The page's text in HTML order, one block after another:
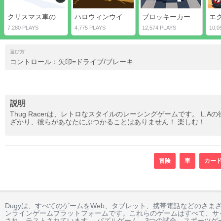
クリスマス車の違い
7,280 PLAYS
ハロウィンウイリーバイク
4,775 PLAYS
ブロッキーカーレース
12,574 PLAYS
遊び方
コントロール：矢印=ドライブ/ブレーキ
説明
Thug Racerは、レトロなスタイルのレーシングゲームです。 L.A
ざかり、彼らがあなたにぶつかることはありません！ 楽しむ！
冒険 車 カー
Dugyは、すべてのゲームをWeb、タブレット、携帯電話などのさま
ンラインゲームプラットフォームです。これらのゲームはすべて、